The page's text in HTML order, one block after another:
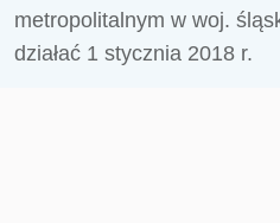
metropolitalnym w woj.
działać 1 stycznia 2018 r.